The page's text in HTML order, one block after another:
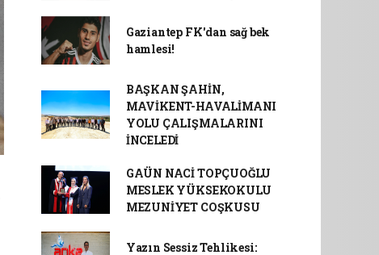
Gaziantep FK'dan sağ bek
hamlesi!
BAŞKAN ŞAHİN,
MAVİKENT-HAVALİMANI
YOLU ÇALIŞMALARINI
İNCELEDİ
GAÜN NACİ TOPÇUOĞLU
MESLEK YÜKSEKOKULU
MEZUNİYET COŞKUSU
Yazın Sessiz Tehlikesi: